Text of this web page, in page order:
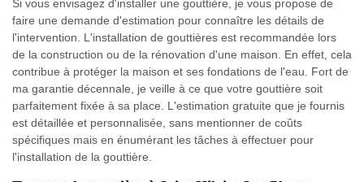
Si vous envisagez d'installer une gouttière, je vous propose de
faire une demande d'estimation pour connaître les détails de
l'intervention. L'installation de gouttières est recommandée lors
de la construction ou de la rénovation d'une maison. En effet, cela
contribue à protéger la maison et ses fondations de l'eau. Fort de
ma garantie décennale, je veille à ce que votre gouttière soit
parfaitement fixée à sa place. L'estimation gratuite que je fournis
est détaillée et personnalisée, sans mentionner de coûts
spécifiques mais en énumérant les tâches à effectuer pour
l'installation de la gouttière.